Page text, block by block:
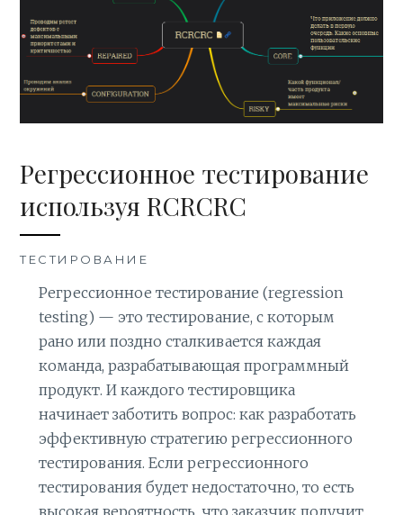
Регрессионное тестирование
используя RCRCRC
ТЕСТИРОВАНИЕ
Регрессионное тестирование (regression
testing) — это тестирование, с которым
рано или поздно сталкивается каждая
команда, разрабатывающая программный
продукт. И каждого тестировщика
начинает заботить вопрос: как разработать
эффективную стратегию регрессионного
тестирования. Если регрессионного
тестирования будет недостаточно, то есть